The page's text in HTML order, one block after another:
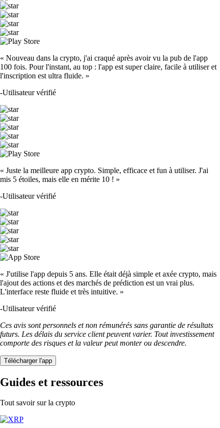
« Nouveau dans la crypto, j'ai craqué après avoir vu la pub de l'app
100 fois. Pour l'instant, au top : l'app est super claire, facile à utiliser et
l'inscription est ultra fluide. »
-Utilisateur vérifié
« Juste la meilleure app crypto. Simple, efficace et fun à utiliser. J'ai
mis 5 étoiles, mais elle en mérite 10 ! »
-Utilisateur vérifié
« J'utilise l'app depuis 5 ans. Elle était déjà simple et axée crypto, mais
l'ajout des actions et des marchés de prédiction est un vrai plus.
L'interface reste fluide et très intuitive. »
-Utilisateur vérifié
Ces avis sont personnels et non rémunérés sans garantie de résultats
futurs. Les délais du service client peuvent varier. Tout investissement
comporte des risques et la valeur peut monter ou descendre.
Télécharger l'app
Guides et ressources
Tout savoir sur la crypto